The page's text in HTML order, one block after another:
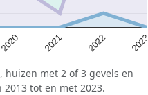
2020 2021 2022 2023
met 2 of 3 gevels en
tot en met 2023.